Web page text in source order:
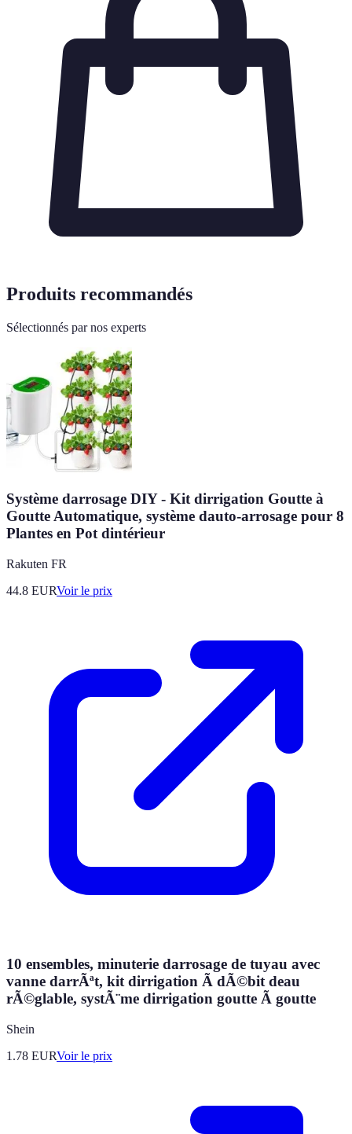
Produits recommandés
Sélectionnés par nos experts
Système darrosage DIY - Kit dirrigation Goutte à
Goutte Automatique, système dauto-arrosage pour 8
Plantes en Pot dintérieur
Rakuten FR
44.8 EURVoir le prix
10 ensembles, minuterie darrosage de tuyau avec
vanne darrÃªt, kit dirrigation Ã dÃ©bit deau
rÃ©glable, systÃ¨me dirrigation goutte Ã goutte
Shein
1.78 EURVoir le prix